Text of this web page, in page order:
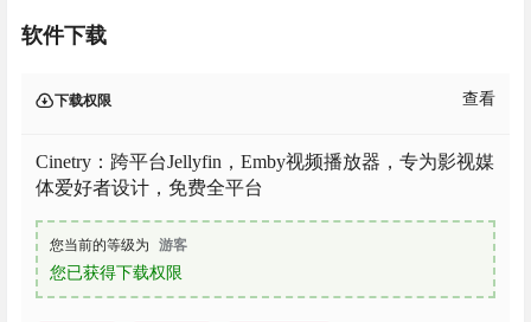
软件下载
下载权限 查看
Cinetry：跨平台Jellyfin，Emby视频播放器，专为影视媒
体爱好者设计，免费全平台
您当前的等级为 游客
您已获得下载权限